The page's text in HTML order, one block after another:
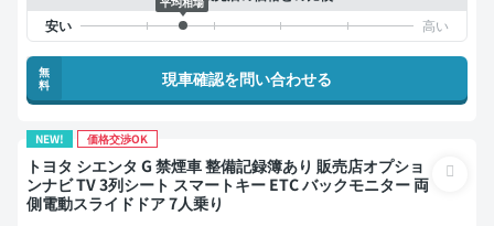
無
料
現車確認を問い合わせる
NEW! 価格交渉OK
トヨタ シエンタ G 禁煙車 整備記録簿あり 販売店オプショ
ンナビ TV 3列シート スマートキー ETC バックモニター 両
側電動スライドドア 7人乗り